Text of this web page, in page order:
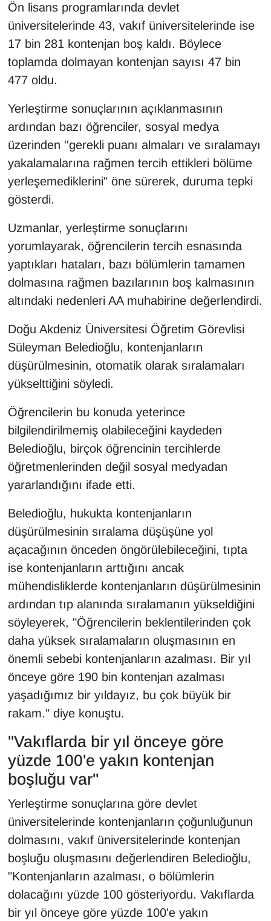
Ön lisans programlarında devlet
üniversitelerinde 43, vakıf üniversitelerinde ise
17 bin 281 kontenjan boş kaldı. Böylece
toplamda dolmayan kontenjan sayısı 47 bin
477 oldu.
Yerleştirme sonuçlarının açıklanmasının
ardından bazı öğrenciler, sosyal medya
üzerinden ''gerekli puanı almaları ve sıralamayı
yakalamalarına rağmen tercih ettikleri bölüme
yerleşemediklerini" öne sürerek, duruma tepki
gösterdi.
Uzmanlar, yerleştirme sonuçlarını
yorumlayarak, öğrencilerin tercih esnasında
yaptıkları hataları, bazı bölümlerin tamamen
dolmasına rağmen bazılarının boş kalmasının
altındaki nedenleri AA muhabirine değerlendirdi.
Doğu Akdeniz Üniversitesi Öğretim Görevlisi
Süleyman Beledioğlu, kontenjanların
düşürülmesinin, otomatik olarak sıralamaları
yükselttiğini söyledi.
Öğrencilerin bu konuda yeterince
bilgilendirilmemiş olabileceğini kaydeden
Beledioğlu, birçok öğrencinin tercihlerde
öğretmenlerinden değil sosyal medyadan
yararlandığını ifade etti.
Beledioğlu, hukukta kontenjanların
düşürülmesinin sıralama düşüşüne yol
açacağının önceden öngörülebileceğini, tıpta
ise kontenjanların arttığını ancak
mühendisliklerde kontenjanların düşürülmesinin
ardından tıp alanında sıralamanın yükseldiğini
söyleyerek, "Öğrencilerin beklentilerinden çok
daha yüksek sıralamaların oluşmasının en
önemli sebebi kontenjanların azalması. Bir yıl
önceye göre 190 bin kontenjan azalması
yaşadığımız bir yıldayız, bu çok büyük bir
rakam." diye konuştu.
"Vakıflarda bir yıl önceye göre
yüzde 100'e yakın kontenjan
boşluğu var"
Yerleştirme sonuçlarına göre devlet
üniversitelerinde kontenjanların çoğunluğunun
dolmasını, vakıf üniversitelerinde kontenjan
boşluğu oluşmasını değerlendiren Beledioğlu,
"Kontenjanların azalması, o bölümlerin
dolacağını yüzde 100 gösteriyordu. Vakıflarda
bir yıl önceye göre yüzde 100'e yakın
RÖPORTAJ
SAĞLIK
Seri İlan
Sinema - TV
SİYASET
SPOR
TEKNOLOJİ
Turizm
VAN'DA SPOR
Vasıta
YAŞAM